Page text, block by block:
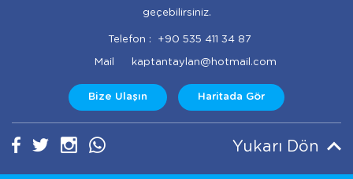
geçebilirsiniz.
Telefon : +90 535 411 34 87
Mail kaptantaylan@hotmail.com
Bize Ulaşın Haritada Gör
Yukarı Dön